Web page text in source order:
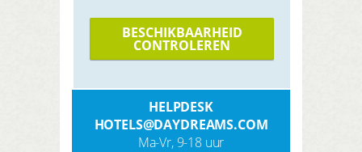
BESCHIKBAARHEID
CONTROLEREN
HELPDESK
HOTELS@DAYDREAMS.COM
Ma-Vr, 9-18 uur